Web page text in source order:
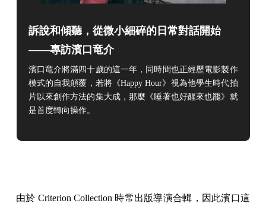
訴說和傾聽，從微小細碎的日常對話開始
——專訪濱口竜介
濱口竜介將滿四十歲的這一年，同時間也正經歷電影製作
模式的自我顛覆，若將《Happy Hour》視為他學生時代拍
片以來創作方法的集大成，那麼《睡著也好醒來也罷》就
是首度轉向操作。
由於 Criterion Collection 時常出版導演合輯，因此濱口這